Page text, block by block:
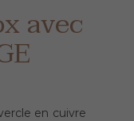
avec
en cuivre